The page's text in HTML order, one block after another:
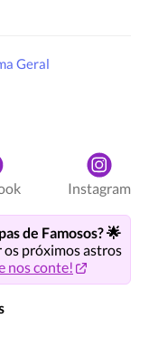
Geral
Instagram
de Famosos? 🌟
os próximos astros
nos conte!